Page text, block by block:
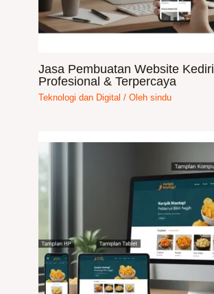
Jasa Pembuatan Website Kediri
Profesional & Terpercaya
Teknologi dan Digital / Olehsindu